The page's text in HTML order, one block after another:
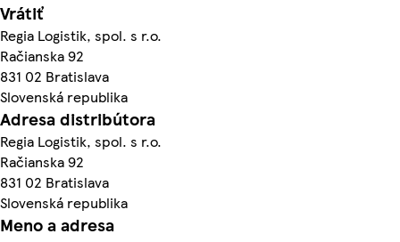
Vrátiť
Regia Logistik, spol. s r.o.
Račianska 92
831 02 Bratislava
Slovenská republika
Adresa distribútora
Regia Logistik, spol. s r.o.
Račianska 92
831 02 Bratislava
Slovenská republika
Meno a adresa